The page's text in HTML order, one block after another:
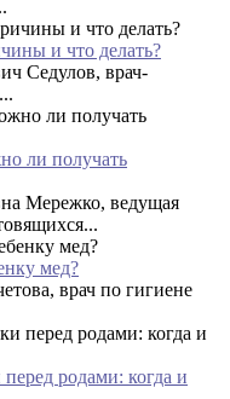
и что делать?
Седулов, врач-
ли получать
Мережко, ведущая
мед?
врач по гигиене
родами: когда и